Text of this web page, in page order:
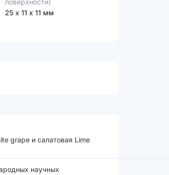
поверхности)
25 х 11 х 11 мм
grape и салатовая Lime
научных